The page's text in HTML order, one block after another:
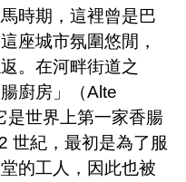
時期，這裡曾是巴
座城市氛圍悠閒，
。在河畔街道之
廚房」（Alte
是世界上第一家香腸
世紀，最初是為了服
的工人，因此也被